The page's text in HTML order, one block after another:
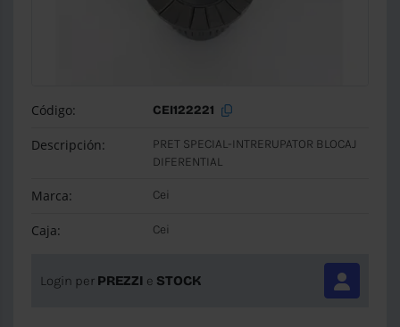
Código: CEI122221
Descripción:
PRET SPECIAL-INTRERUPATOR BLOCAJ
DIFERENTIAL
Marca: Cei
Caja: Cei
Login per PREZZI e STOCK